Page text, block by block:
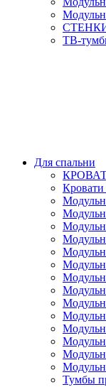
ТВ-
Для спальни
Тумбы